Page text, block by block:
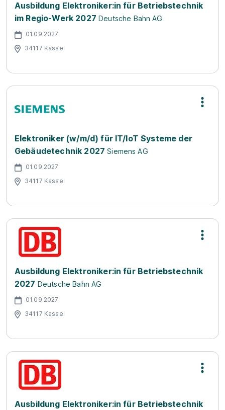
Ausbildung Elektroniker:in für Betriebstechnik
im Regio-Werk 2027 Deutsche Bahn AG
01.09.2027
34117 Kassel
Elektroniker (w/m/d) für IT/IoT Systeme der
Gebäudetechnik 2027 Siemens AG
01.09.2027
34117 Kassel
Ausbildung Elektroniker:in für Betriebstechnik
2027 Deutsche Bahn AG
01.09.2027
34117 Kassel
Ausbildung Elektroniker:in für Betriebstechnik